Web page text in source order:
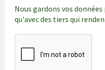
Nous gardons vos
qu'avec des tiers qui